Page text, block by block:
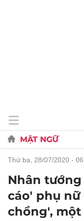
MẬT NGỮ
thứ ba, 28/07/2020 -
Nhân
cáo' phụ
chồng',